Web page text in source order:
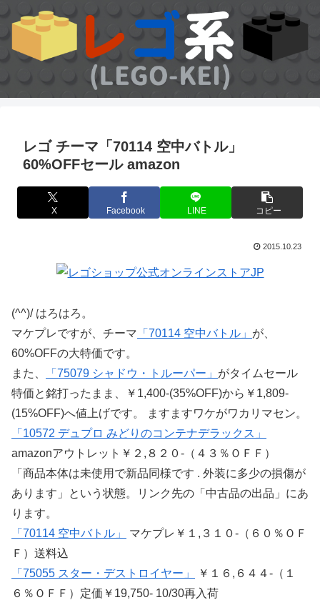
レゴ チーマ「70114 空中バトル」
60%OFFセール amazon
X Facebook LINE コピー
2015.10.23
(^^)/ はろはろ。
マケプレですが、チーマ 「70114 空中バトル」 が、
60%OFFの大特価です。
また、
「75079 シャドウ・トルーパー」 がタイムセール
特価と銘打ったまま、￥1,400-(35%OFF)から￥1,809-
(15%OFF)へ値上げです。 ますますワケがワカリマセン。
「10572 デュプロ みどりのコンテナデラックス」
amazonアウトレット￥２,８２０-（４３％ＯＦＦ）
「商品本体は未使用で新品同様です . 外装に多少の損傷が
あります」という状態。リンク先の「中古品の出品」にあ
ります。
「70114 空中バトル」
マケプレ￥１,３１０-（６０％ＯＦ
Ｆ）送料込
「75055 スター・デストロイヤー」
￥１６,６４４-（１
６％ＯＦＦ）定価￥19,750- 10/30再入荷